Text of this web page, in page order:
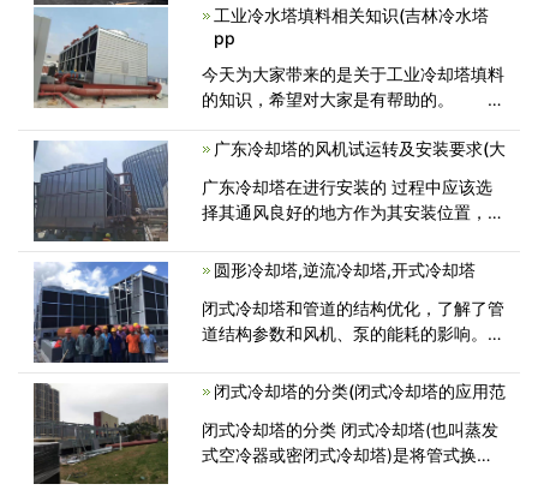
么冷却塔堵漏应该怎么做?冷却塔维修厂
家广东康明节能空调为您带来冷却塔<
工业冷水塔填料相关知识(吉林冷水塔
pp
今天为大家带来的是关于工业冷却塔填料
的知识，希望对大家是有帮助的。 标
改性PVC(聚氯乙烯)平片经热压延成型加
工而成，淋水填料的作用是将需要<
广东冷却塔的风机试运转及安装要求(大
广东冷却塔在进行安装的 过程中应该选
择其通风良好的地方作为其安装位置，两
考虑其两塔之间保持一定的距离，一般情
<
圆形冷却塔,逆流冷却塔,开式冷却塔
闭式冷却塔和管道的结构优化，了解了管
道结构参数和风机、泵的能耗的影响。研
围内，盘管呈等边三角形布置，可以最大
闭式冷却塔的分类(闭式冷却塔的应用范
闭式冷却塔的分类 闭式冷却塔(也叫蒸发
式空冷器或密闭式冷却塔)是将管式换热